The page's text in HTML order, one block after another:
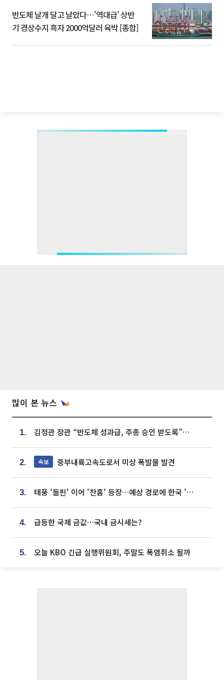
반도체 날개 달고 날았다⋯'역대급' 상반
기 경상수지 흑자 2000억달러 육박 [종합]
많이 본 뉴스
1. 김정관 장관 “반도체 성과급, 주총 승인 받도록”…상법·자본시장법 개정 시사
2. 속보 중부내륙고속도로서 미상 폭발물 발견
3. 태풍 '돌핀' 이어 '찬홈' 등장…예상 경로에 한국 '한숨'
4. 급등한 국제 금값…국내 금시세는?
5. 오늘 KBO 긴급 실행위원회, 주말도 폭염취소 될까